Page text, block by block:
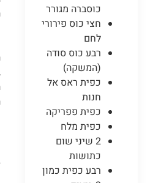
כוסברה מגורר
חצי כוס פירורי
לחם
רבע כוס סודה
(המשקה)
כפית ראס אל
חנות
כפית פפריקה
כפית מלח
2 שיני שום
כתושות
רבע כפית כמון